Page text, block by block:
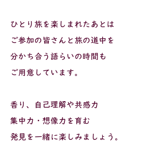
ひとり旅を楽しまれたあとは
ご参加の皆さんと旅の道中を
分かち合う語らいの時間も
ご用意しています。
香り、自己理解や共感力
集中力・想像力を育む
発見を一緒に楽しみましょう。